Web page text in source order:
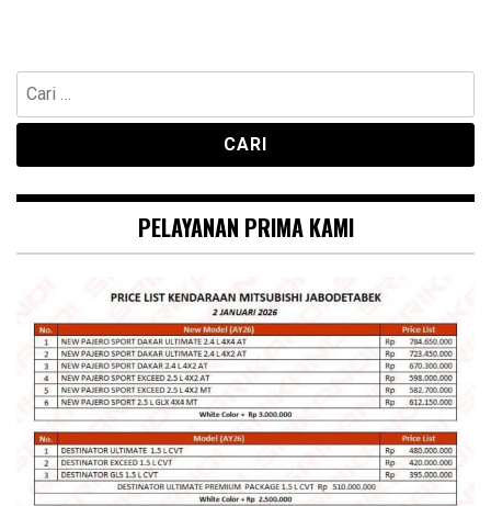
Cari
untuk:
PELAYANAN PRIMA KAMI